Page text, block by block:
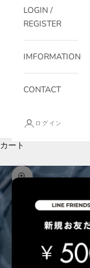
LOGIN /
REGISTER
IMFORMATION
CONTACT
ログイン
カート